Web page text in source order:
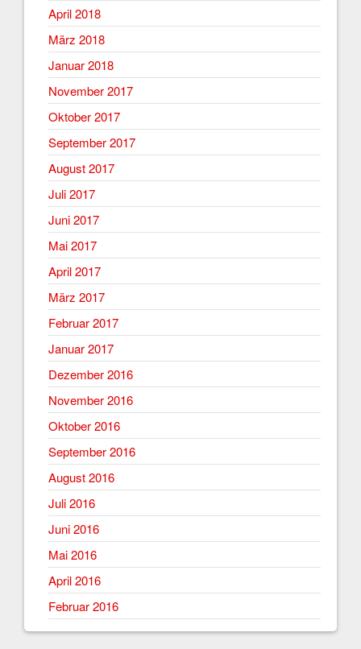
April 2018
März 2018
Januar 2018
November 2017
Oktober 2017
September 2017
August 2017
Juli 2017
Juni 2017
Mai 2017
April 2017
März 2017
Februar 2017
Januar 2017
Dezember 2016
November 2016
Oktober 2016
September 2016
August 2016
Juli 2016
Juni 2016
Mai 2016
April 2016
Februar 2016